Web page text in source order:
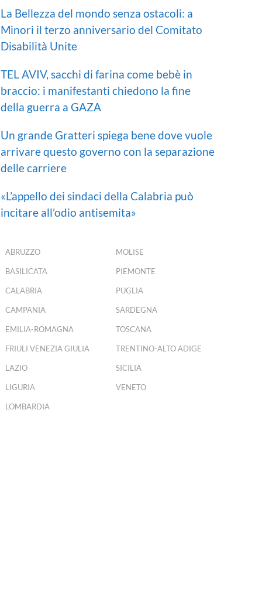
La Bellezza del mondo senza ostacoli: a
Minori il terzo anniversario del Comitato
Disabilità Unite
TEL AVIV, sacchi di farina come bebè in
braccio: i manifestanti chiedono la fine
della guerra a GAZA
Un grande Gratteri spiega bene dove vuole
arrivare questo governo con la separazione
delle carriere
«L’appello dei sindaci della Calabria può
incitare all’odio antisemita»
ABRUZZO
BASILICATA
CALABRIA
CAMPANIA
EMILIA-ROMAGNA
FRIULI VENEZIA GIULIA
LAZIO
LIGURIA
LOMBARDIA
MOLISE
PIEMONTE
PUGLIA
SARDEGNA
TOSCANA
TRENTINO-ALTO ADIGE
SICILIA
VENETO